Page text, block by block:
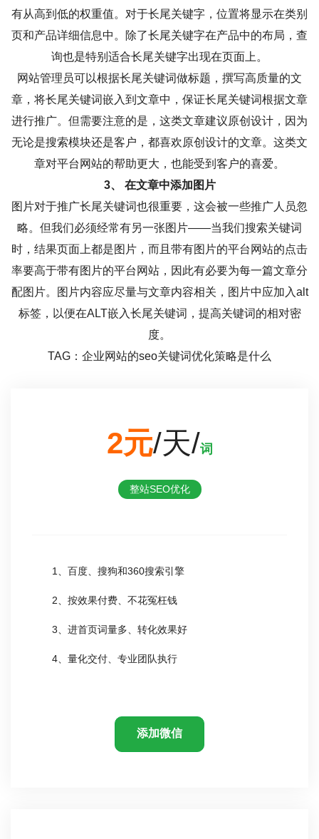
有从高到低的权重值。对于长尾关键字，位置将显示在类别
页和产品详细信息中。除了长尾关键字在产品中的布局，查
询也是特别适合长尾关键字出现在页面上。
网站管理员可以根据长尾关键词做标题，撰写高质量的文
章，将长尾关键词嵌入到文章中，保证长尾关键词根据文章
进行推广。但需要注意的是，这类文章建议原创设计，因为
无论是搜索模块还是客户，都喜欢原创设计的文章。这类文
章对平台网站的帮助更大，也能受到客户的喜爱。
3、 在文章中添加图片
图片对于推广长尾关键词也很重要，这会被一些推广人员忽
略。但我们必须经常有另一张图片——当我们搜索关键词
时，结果页面上都是图片，而且带有图片的平台网站的点击
率要高于带有图片的平台网站，因此有必要为每一篇文章分
配图片。图片内容应尽量与文章内容相关，图片中应加入alt
标签，以便在ALT嵌入长尾关键词，提高关键词的相对密
度。
TAG：企业网站的seo关键词优化策略是什么
2元/天/词
整站SEO优化
1、百度、搜狗和360搜索引擎
2、按效果付费、不花冤枉钱
3、进首页词量多、转化效果好
4、量化交付、专业团队执行
添加微信